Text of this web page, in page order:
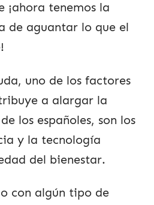
¡ahora tenemos la
de aguantar lo que el
uno de los factores
a alargar la
los españoles, son los
y la tecnología
del bienestar.
con algún tipo de